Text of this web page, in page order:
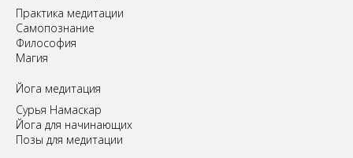
Практика медитации
Самопознание
Философия
Магия
Йога медитация
Сурья Намаскар
Йога для начинающих
Позы для медитации